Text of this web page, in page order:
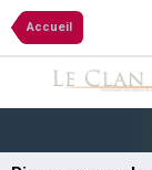
Accueil